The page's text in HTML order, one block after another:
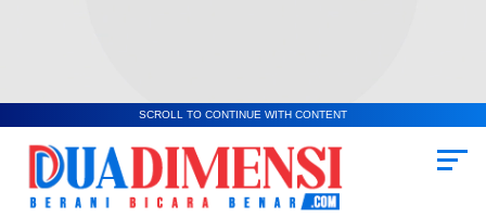
SCROLL TO CONTINUE WITH CONTENT